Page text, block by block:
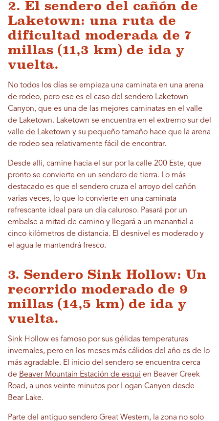
2. El sendero del cañón de
Laketown: una ruta de
dificultad moderada de 7
millas (11,3 km) de ida y
vuelta.
No todos los días se empieza una caminata en una arena
de rodeo, pero ese es el caso del sendero Laketown
Canyon, que es una de las mejores caminatas en el valle
de Laketown. Laketown se encuentra en el extremo sur del
valle de Laketown y su pequeño tamaño hace que la arena
de rodeo sea relativamente fácil de encontrar.
Desde allí, camine hacia el sur por la calle 200 Este, que
pronto se convierte en un sendero de tierra. Lo más
destacado es que el sendero cruza el arroyo del cañón
varias veces, lo que lo convierte en una caminata
refrescante ideal para un día caluroso. Pasará por un
embalse a mitad de camino y llegará a un manantial a
cinco kilómetros de distancia. El desnivel es moderado y
el agua le mantendrá fresco.
3. Sendero Sink Hollow: Un
recorrido moderado de 9
millas (14,5 km) de ida y
vuelta.
Sink Hollow es famoso por sus gélidas temperaturas
invernales, pero en los meses más cálidos del año es de lo
más agradable. El inicio del sendero se encuentra cerca
de Beaver Mountain Estación de esquí en Beaver Creek
Road, a unos veinte minutos por Logan Canyon desde
Bear Lake.
Parte del antiguo sendero Great Western, la zona no solo